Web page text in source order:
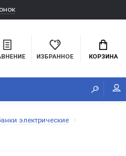
ИЗБРАННОЕ КОРЗИНА
электрические